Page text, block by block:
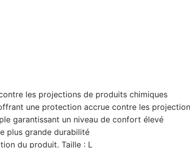
les projections de produits chimiques
une protection accrue contre les
garantissant un niveau de confort élevé
plus grande durabilité
du produit. Taille : L